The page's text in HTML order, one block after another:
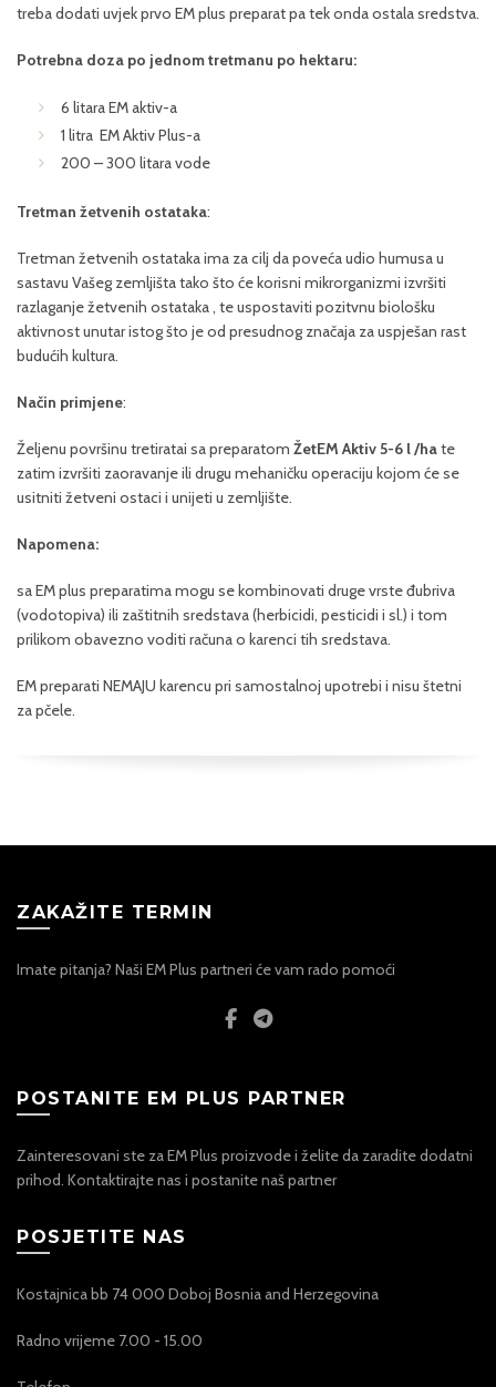
treba dodati uvjek prvo EM plus preparat pa tek onda ostala sredstva.
Potrebna doza po jednom tretmanu po hektaru:
6 litara EM aktiv-a
1 litra EM Aktiv Plus-a
200 – 300 litara vode
Tretman žetvenih ostataka:
Tretman žetvenih ostataka ima za cilj da poveća udio humusa u
sastavu Vašeg zemljišta tako što će korisni mikrorganizmi izvršiti
razlaganje žetvenih ostataka , te uspostaviti pozitvnu biološku
aktivnost unutar istog što je od presudnog značaja za uspješan rast
budućih kultura.
Način primjene:
Željenu površinu tretiratai sa preparatom ŽetEM Aktiv 5-6 l /hate
zatim izvršiti zaoravanje ili drugu mehaničku operaciju kojom će se
usitniti žetveni ostaci i unijeti u zemljište.
Napomena:
sa EM plus preparatima mogu se kombinovati druge vrste đubriva
(vodotopiva) ili zaštitnih sredstava (herbicidi, pesticidi i sl.) i tom
prilikom obavezno voditi računa o karenci tih sredstava.
EM preparati NEMAJU karencu pri samostalnoj upotrebi i nisu štetni
za pčele.
ZAKAŽITE TERMIN
Imate pitanja? Naši EM Plus partneri će vam rado pomoći
POSTANITE EM PLUS PARTNER
Zainteresovani ste za EM Plus proizvode i želite da zaradite dodatni
prihod. Kontaktirajte nas i postanite naš partner
POSJETITE NAS
Kostajnica bb 74 000 Doboj Bosnia and Herzegovina
Radno vrijeme 7.00 - 15.00